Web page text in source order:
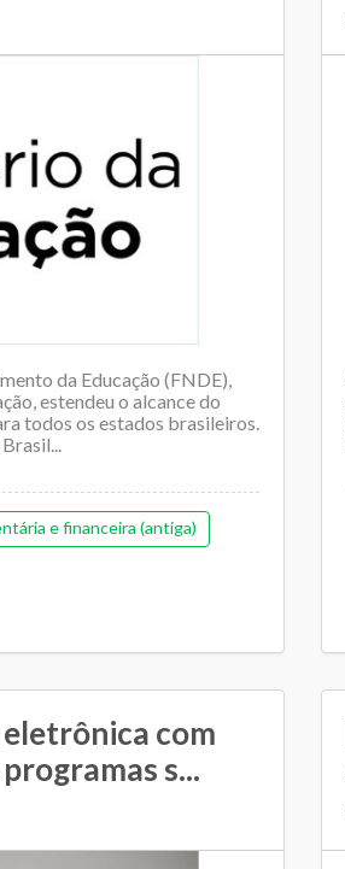
da Educação (FNDE),
estendeu o alcance do
todos os estados brasileiros.
e financeira (antiga)
eletrônica com
s...